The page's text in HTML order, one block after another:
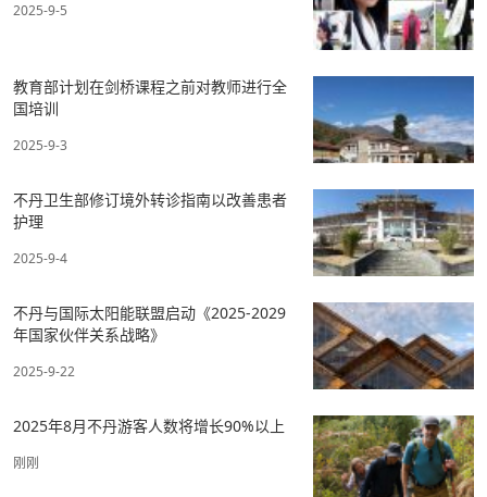
2025-9-5
教育部计划在剑桥课程之前对教师进行全
国培训
2025-9-3
不丹卫生部修订境外转诊指南以改善患者
护理
2025-9-4
不丹与国际太阳能联盟启动《2025-2029
年国家伙伴关系战略》
2025-9-22
2025年8月不丹游客人数将增长90%以上
刚刚